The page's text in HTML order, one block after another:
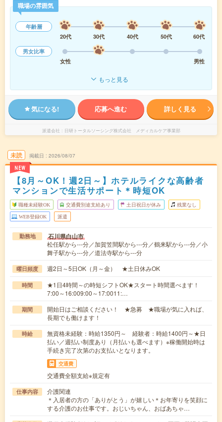
職場の雰囲気
年齢層
20代
30代 40代 50代
60代
男女比率
女性
男性
もっと見る
気になる! 応募へ進む 詳しく見る
派遣会社 日研トータルソーシング株式会社 メディカルケア事業部
未読
NEW
掲載日 2026/08/07
【8月～OK！週2日～】ホテルライクな高齢者
マンションで生活サポート＊時短OK
職種未経験OK 交通費別途支給あり 土日祝日が休み 残業なし
WEB登録OK 派遣
勤務地 石川県白山市
松任駅から---分／加賀笠間駅から---分／鶴来駅から---分／小
舞子駅から---分／道法寺駅から---分
曜日頻度 週2日～5日OK（月～金） ★土日休みOK
時間
★1日4時間～の時短シフトOK★スタート時間選べます！
7:00～16:009:00～17:0011:…
期間
開始日はご相談ください！ ★急募 ★職場が気に入れば、
長期でも働けます！
時給
無資格未経験：時給1350円～ 経験者：時給1400円～★日
払い／週払い制度あり（月払いも選べます）※稼働開始時は
手続き完了次第のお支払いとなります。
交通費
交通費全額支給※規定有
仕事内容
介護関連
＊入居者の方の「ありがとう」が嬉しい＊お年寄りを笑顔に
する介護のお仕事です。おじいちゃん、おばあちゃ…